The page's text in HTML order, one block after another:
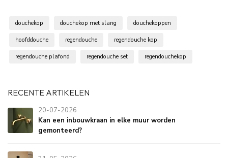
douchekop douchekop met slang douchekoppen
hoofddouche regendouche regendouche kop
regendouche plafond regendouche set regendouchekop
RECENTE ARTIKELEN
20-07-2026
Kan een inbouwkraan in elke muur worden
gemonteerd?